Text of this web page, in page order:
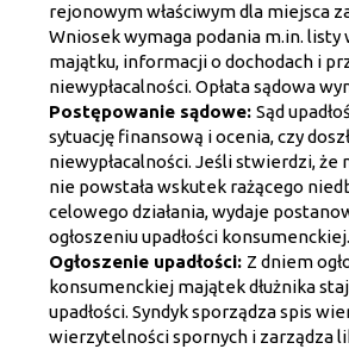
rejonowym właściwym dla miejsca
Wniosek wymaga podania m.in. listy
majątku, informacji o dochodach i
niewypłacalności. Opłata sądowa
Postępowanie sądowe:Sąd
sytuację finansową i ocenia, czy
niewypłacalności. Jeśli stwierdzi, że
nie powstała wskutek rażącego
celowego działania, wydaje
ogłoszeniu upadłości konsumenckiej.
Ogłoszenie upadłości: Z dniem
konsumenckiej majątek dłużnika
upadłości. Syndyk sporządza spis
wierzytelności spornych i zarządza